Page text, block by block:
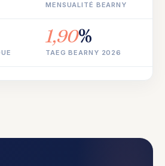
MENSUALITÉ BEARNY
1,90%
TAEG BEARNY 2026